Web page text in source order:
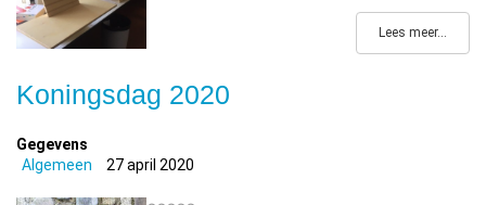
Lees meer...
Koningsdag 2020
Gegevens
Algemeen
27 april 2020